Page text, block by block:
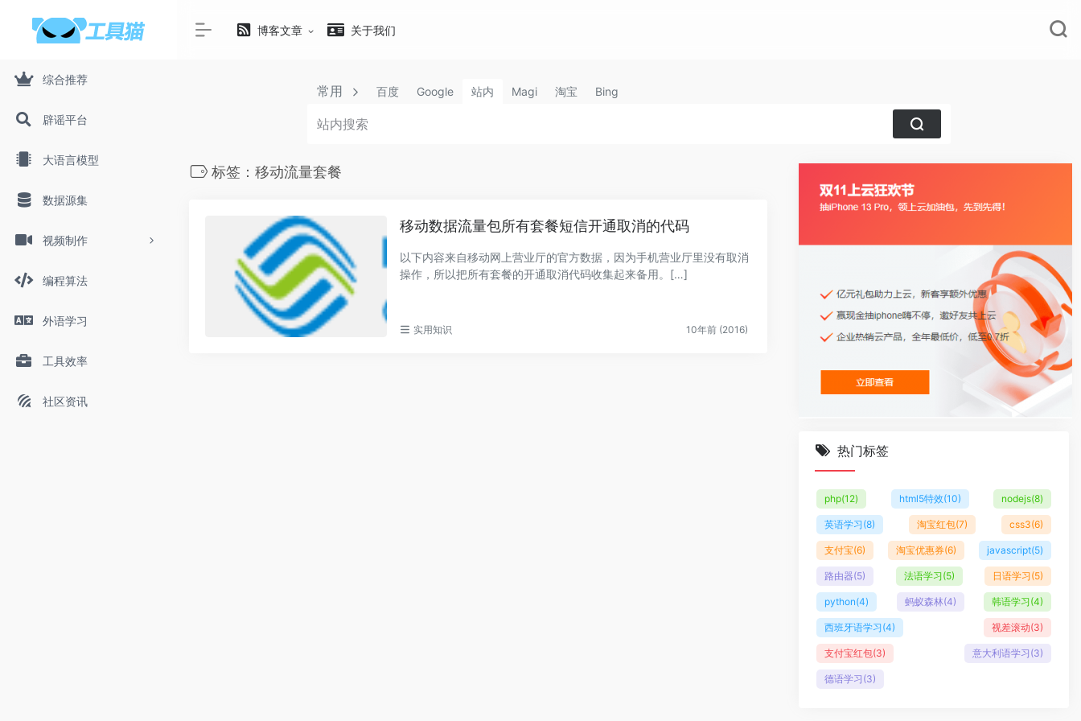
综合推荐
辟谣平台
大语言模型
数据源集
视频制作
编程算法
外语学习
工具效率
社区资讯
博客文章 关于我们
常用 百度 Google 站内 Magi 淘宝 Bing
标签：移动流量套餐
移动数据流量包所有套餐短信开通取消的代码
以下内容来自移动网上营业厅的官方数据，因为手机营业厅里没有取消
操作，所以把所有套餐的开通取消代码收集起来备用。[…]
实用知识 10年前 (2016)
热门标签
php(12) html5特效(10) nodejs(8)
英语学习(8) 淘宝红包(7) css3(6)
支付宝(6) 淘宝优惠券(6) javascript(5)
路由器(5) 法语学习(5) 日语学习(5)
python(4) 蚂蚁森林(4) 韩语学习(4)
西班牙语学习(4) 视差滚动(3)
支付宝红包(3) 意大利语学习 (3)
德语学习 (3)